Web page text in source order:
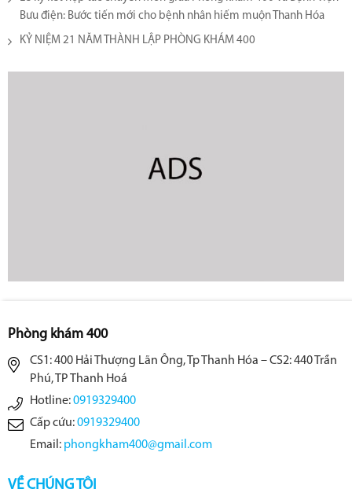
Bưu điện: Bước tiến mới cho bệnh nhân hiếm muộn Thanh Hóa
KỶ NIỆM 21 NĂM THÀNH LẬP PHÒNG KHÁM 400
Phòng khám 400
CS1: 400 Hải Thượng Lãn Ông, Tp Thanh Hóa – CS2: 440 Trần
Phú, TP Thanh Hoá
Hotline:0919329400
Cấp cứu:0919329400
Email: phongkham400@gmail.com
VỀ CHÚNG TÔI